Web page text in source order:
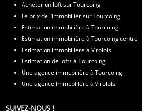
Acheter un loft sur Tourcoing
Le prix de l’immobilier sur Tourcoing
Estimation immobilière à Tourcoing
Estimation immobilière à Tourcoing centre
Estimation immobilière à Virolois
Estimation de lofts à Tourcoing
Une agence immobilière à Tourcoing
Une agence immobilière à Virolois
SUIVEZ-NOUS !